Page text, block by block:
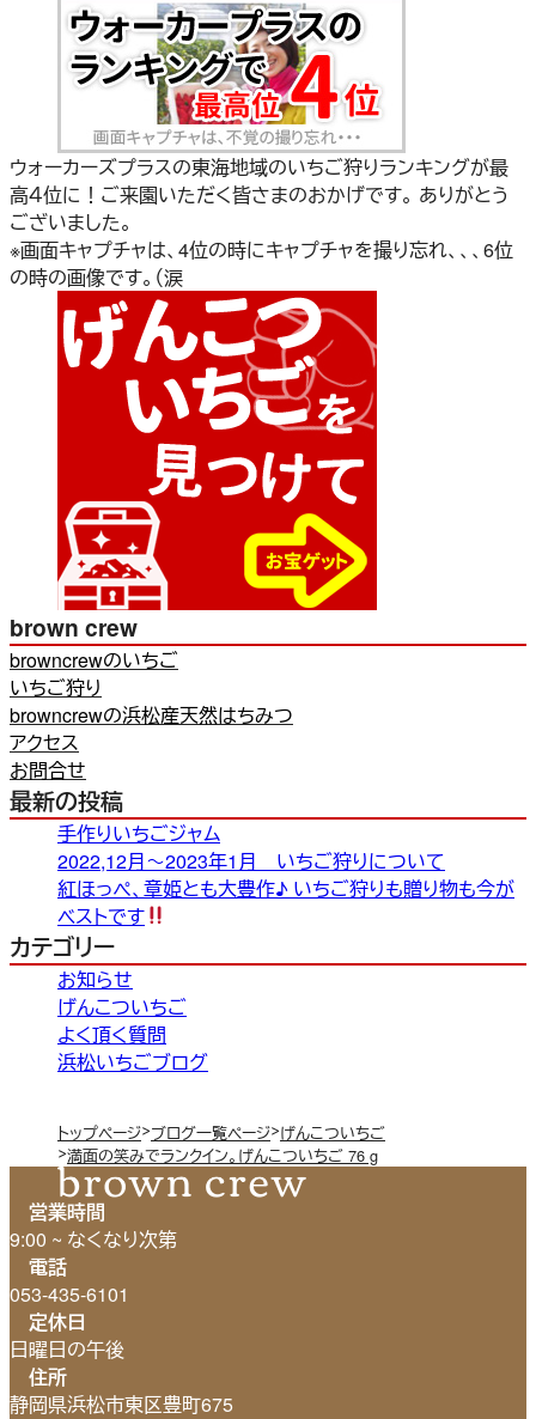
ウォーカーズプラスの東海地域のいちご狩りランキングが最
高４位に！ご来園いただく皆さまのおかげです。 ありがとう
ございました。
※画面キャプチャは、4位の時にキャプチャを撮り忘れ、、、6位
の時の画像です。（涙
brown crew
browncrewのいちご
いちご狩り
browncrewの浜松産天然はちみつ
アクセス
お問合せ
最新の投稿
手作りいちごジャム
2022,12月～2023年1月 いちご狩りについて
紅ほっぺ、章姫とも大豊作♪ いちご狩りも贈り物も今が
ベストです
カテゴリー
お知らせ
げんこついちご
よく頂く質問
浜松いちごブログ
トップページ ブログ一覧ページ げんこついちご
満面の笑みでランクイン。げんこついちご 76 g
営業時間
9:00 ~ なくなり次第
電話
053-435-6101
定休日
日曜日の午後
住所
静岡県浜松市東区豊町675